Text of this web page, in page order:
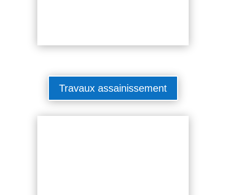
Travaux assainissement